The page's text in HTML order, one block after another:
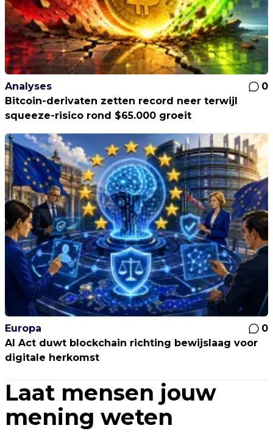
Analyses
0
Bitcoin-derivaten zetten record neer terwijl
squeeze-risico rond $65.000 groeit
Europa
0
AI Act duwt blockchain richting bewijslaag voor
digitale herkomst
Laat mensen jouw
mening weten